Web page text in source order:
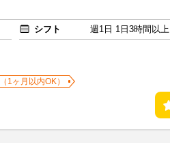
シフト
週1日 1日3時間以上
1ヶ月以内OK）